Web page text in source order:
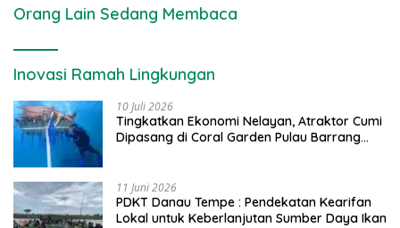
Orang Lain Sedang Membaca
Inovasi Ramah Lingkungan
10 Juli 2026
Tingkatkan Ekonomi Nelayan, Atraktor Cumi
Dipasang di Coral Garden Pulau Barrang
11 Juni 2026
PDKT Danau Tempe : Pendekatan Kearifan
Lokal untuk Keberlanjutan Sumber Daya Ikan